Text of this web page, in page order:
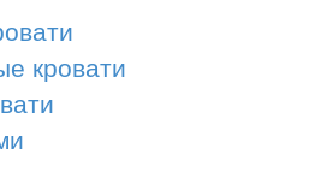
кровати